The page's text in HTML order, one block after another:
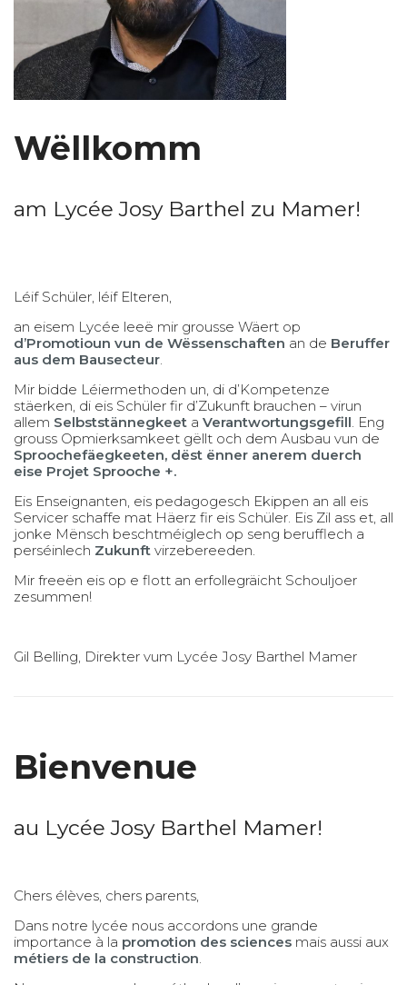
Wëllkomm
am Lycée Josy Barthel zu Mamer!
Léif Schüler, léif Elteren,
an eisem Lycée leeë mir grousse Wäert op
d’Promotioun vun de Wëssenschaften an de Beruffer
aus dem Bausecteur.
Mir bidde Léiermethoden un, di d’Kompetenze
stäerken, di eis Schüler fir d’Zukunft brauchen – virun
allem Selbststännegkeet a Verantwortungsgefill. Eng
grouss Opmierksamkeet gëllt och dem Ausbau vun de
Sproochefäegkeeten, dëst ënner anerem duerch
eise Projet Sprooche +.
Eis Enseignanten, eis pedagogesch Ekippen an all eis
Servicer schaffe mat Häerz fir eis Schüler. Eis Zil ass et, all
jonke Mënsch beschtméiglech op seng berufflech a
perséinlech Zukunft virzebereeden.
Mir freeën eis op e flott an erfollegräicht Schouljoer
zesummen!
Gil Belling, Direkter vum Lycée Josy Barthel Mamer
Bienvenue
au Lycée Josy Barthel Mamer!
Chers élèves, chers parents,
Dans notre lycée nous accordons une grande
importance à la promotion des sciences mais aussi aux
métiers de la construction.